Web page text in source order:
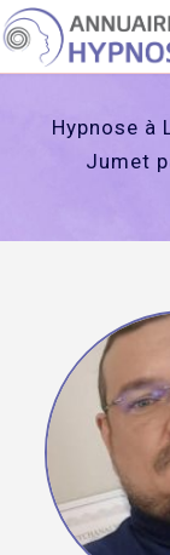
Hypnose à
Jumet